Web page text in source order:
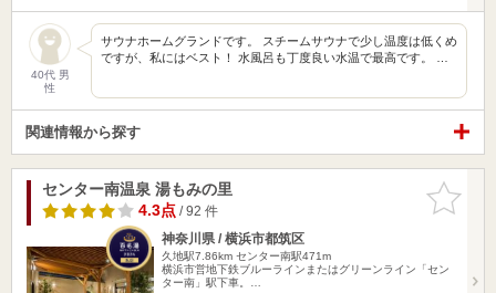
40代 男
性
サウナホームグランドです。 スチームサウナで少し温度は低くめ
ですが、私にはベスト！ 水風呂も丁度良い水温で最高です。 …
関連情報から探す
お気に入
りに追加
センター南温泉 湯もみの里
4.3点/ 92 件
神奈川県 / 横浜市都筑区
久地駅7.86km センター南駅471m
横浜市営地下鉄ブルーラインまたはグリーンライン「セン
ター南」駅下車。…